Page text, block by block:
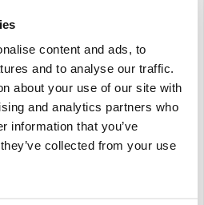
content and ads, to
and to analyse our traffic.
about your use of our site with
and analytics partners who
information that you’ve
collected from your use
und können gegen Entzündungen
und klinische
und klinische Anwendungen
dass Zink ein essentieller
Der menschliche Körper enthält etwa 2